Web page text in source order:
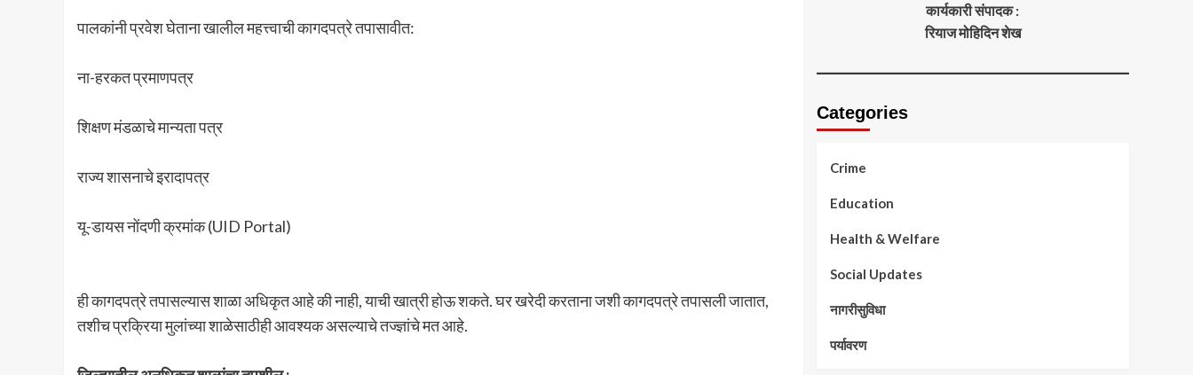
पालकांनी प्रवेश घेताना खालील महत्त्वाची कागदपत्रे तपासावीत:
ना-हरकत प्रमाणपत्र
शिक्षण मंडळाचे मान्यता पत्र
राज्य शासनाचे इरादापत्र
यू-डायस नोंदणी क्रमांक (UID Portal)
ही कागदपत्रे तपासल्यास शाळा अधिकृत आहे की नाही, याची खात्री होऊ शकते. घर खरेदी करताना जशी कागदपत्रे तपासली जातात,
तशीच प्रक्रिया मुलांच्या शाळेसाठीही आवश्यक असल्याचे तज्ज्ञांचे मत आहे.
कार्यकारी संपादक :
रियाज मोहिदिन शेख
Categories
Crime
Education
Health & Welfare
Social Updates
नागरीसुविधा
पर्यावरण